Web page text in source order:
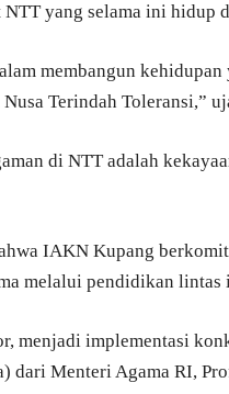
yang selama ini hidup
membangun
Terindah Toleransi,”
di NTT adalah
IAKN Kupang
melalui pendidikan lintas
menjadi implementasi
dari Menteri Agama RI,